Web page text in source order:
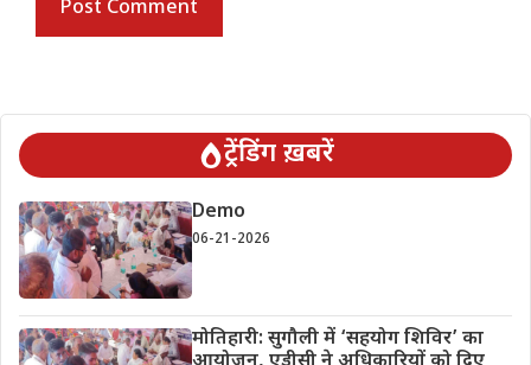
ट्रेंडिंग ख़बरें
Demo
06-21-2026
मोतिहारी: सुगौली में ‘सहयोग शिविर’ का